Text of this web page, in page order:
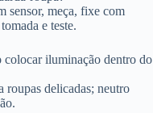
sensor, meça, fixe com
e teste.
iluminação dentro do
delicadas; neutro